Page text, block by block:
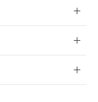
おりま